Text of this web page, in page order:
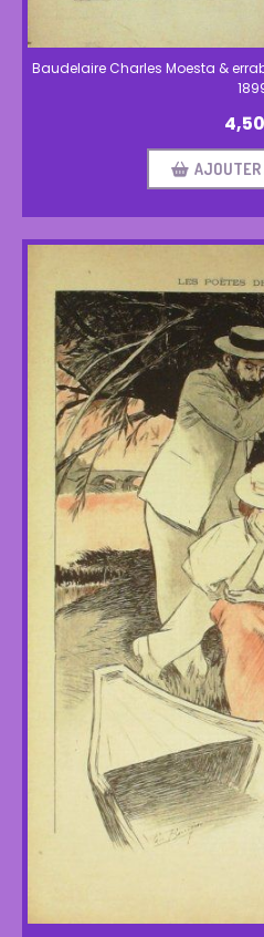
Baudelaire Charles Moesta &
4,50
AJOUTER